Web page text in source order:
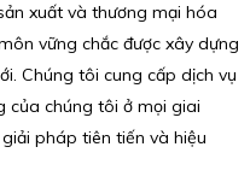
xuất và thương mại hóa
vững chắc được xây dựng
Chúng tôi cung cấp dịch vụ
của chúng tôi ở mọi giai
pháp tiên tiến và hiệu